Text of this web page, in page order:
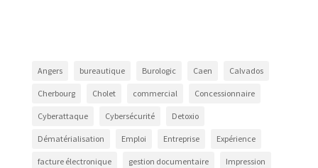
Angers bureautique Burologic Caen Calvados
Cherbourg Cholet commercial Concessionnaire
Cyberattaque Cybersécurité Detoxio
Dématérialisation Emploi Entreprise Expérience
facture électronique gestion documentaire Impression